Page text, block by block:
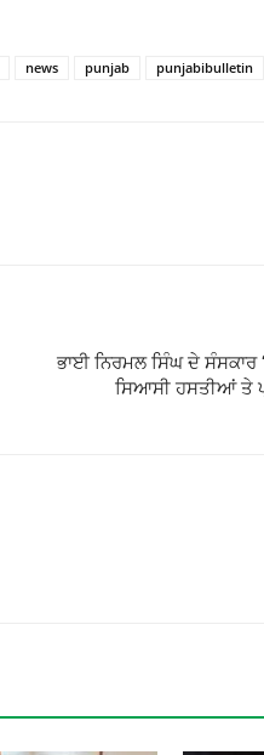
news punjab punjabibulletin
ਭਾਈ ਨਿਰਮਲ ਸਿੰਘ ਦੇ ਸੰਸਕਾਰ
ਸਿਆਸੀ ਹਸਤੀਆਂ ਤੇ